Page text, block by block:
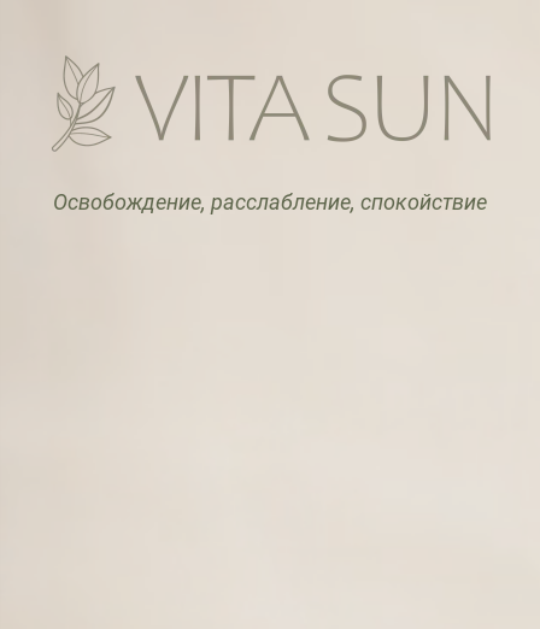
Освобождение, расслабление, спокойствие